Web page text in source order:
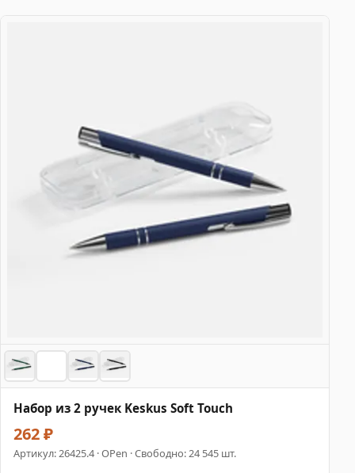
Набор из 2 ручек Keskus Soft Touch
262 ₽
Артикул:26425.4 · OPen · Свободно: 24 545 шт.